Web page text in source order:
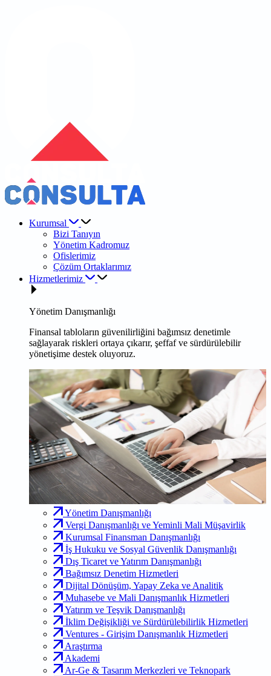
Kurumsal
Bizi Tanıyın
Yönetim Kadromuz
Ofislerimiz
Çözüm Ortaklarımız
Hizmetlerimiz
Yönetim Danışmanlığı
Finansal tabloların güvenilirliğini bağımsız denetimle
sağlayarak riskleri ortaya çıkarır, şeffaf ve sürdürülebilir
yönetişime destek oluyoruz.
Yönetim Danışmanlığı
Vergi Danışmanlığı ve Yeminli Mali Müşavirlik
Kurumsal Finansman Danışmanlığı
İş Hukuku ve Sosyal Güvenlik Danışmanlığı
Dış Ticaret ve Yatırım Danışmanlığı
Bağımsız Denetim Hizmetleri
Dijital Dönüşüm, Yapay Zeka ve Analitik
Muhasebe ve Mali Danışmanlık Hizmetleri
Yatırım ve Teşvik Danışmanlığı
İklim Değişikliği ve Sürdürülebilirlik Hizmetleri
Ventures - Girişim Danışmanlık Hizmetleri
Araştırma
Akademi
Ar-Ge & Tasarım Merkezleri ve Teknopark